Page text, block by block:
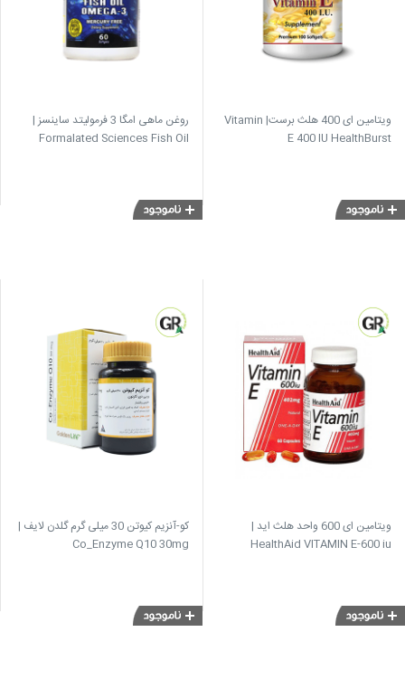
ویتامین ای 400 هلث برست| Vitamin
E 400 IU HealthBurst
روغن ماهی امگا 3 فرمولیتد ساینسز |
Formalated Sciences Fish Oil
ویتامین ای 600 واحد هلث اید |
HealthAid VITAMIN E-600 iu
کو-آنزیم کیوتن 30 میلی گرم گلدن لایف |
Co_Enzyme Q10 30mg